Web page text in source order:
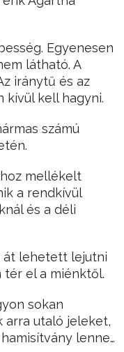
Egyenesen
látható. A
iránytű és az
kívül kell hagyni.
számú
mellékelt
a rendkívül
és a déli
át lehetett lejutni
tér el a miénktől.
sokan
arra utaló jeleket,
lenne…